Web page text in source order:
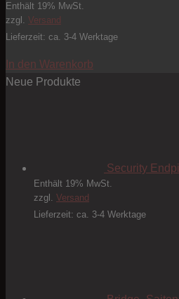
Enthält 19% MwSt.
zzgl. Versand
Lieferzeit: ca. 3-4 Werktage
In den Warenkorb
Neue Produkte
Security
Enthält 19% MwSt.
zzgl. Versand
Lieferzeit: ca. 3-4 Werktage